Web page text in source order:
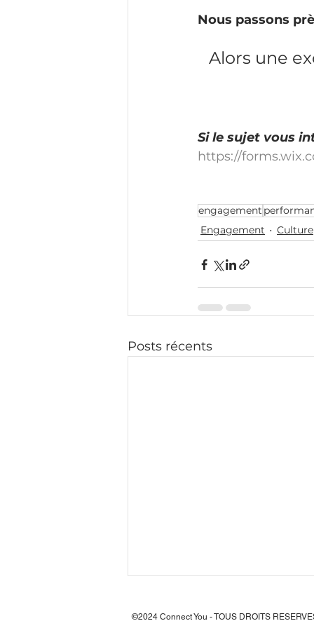
Nous passons
Alors une
Si le sujet vous
https://
engagement
Engagement
Culture
Posts récents
©2024 Connect You - TOUS DROITS